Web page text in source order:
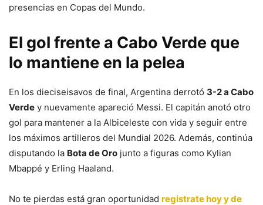
presencias en Copas del Mundo.
El gol frente a Cabo Verde que
lo mantiene en la pelea
En los dieciseisavos de final, Argentina derrotó 3-2 a Cabo
Verde y nuevamente apareció Messi. El capitán anotó otro
gol para mantener a la Albiceleste con vida y seguir entre
los máximos artilleros del Mundial 2026. Además, continúa
disputando la Bota de Oro junto a figuras como Kylian
Mbappé y Erling Haaland.
No te pierdas está gran oportunidad registrate hoy y de